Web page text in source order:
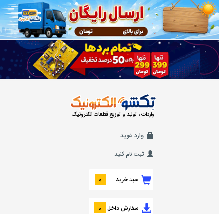
واردات ، تولید و توزیع قطعات الکترونیک
وارد شوید
ثبت نام کنید
سبد خرید 0
سفارش داخل 0